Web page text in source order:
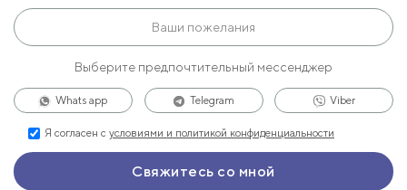
Выберите предпочтительный мессенджер
Whats app Telegram Viber
Я согласен с условиями и политикой конфиденциальности